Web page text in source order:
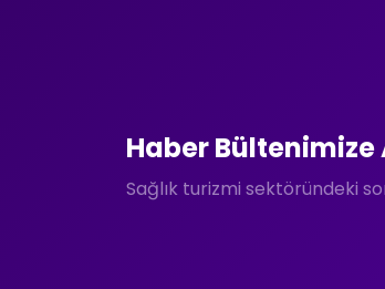
Haber Bültenimize
Sağlık turizmi sektöründeki